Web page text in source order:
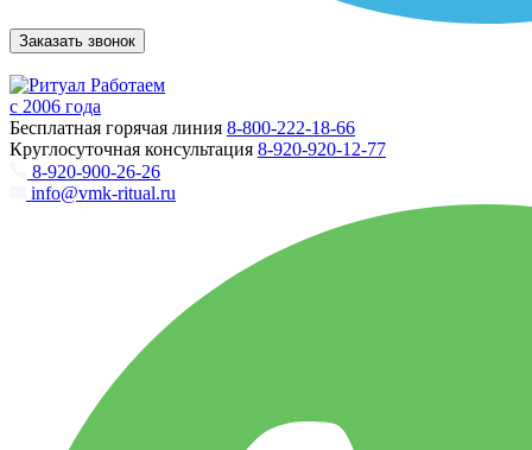
Заказать звонок
Работаем
с 2006 года
Бесплатная горячая линия 8-800-222-18-66
Круглосуточная консультация 8-920-920-12-77
8-920-900-26-26
info@vmk-ritual.ru